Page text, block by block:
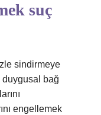
suç
sindirmeye
duygusal bağ
engellemek